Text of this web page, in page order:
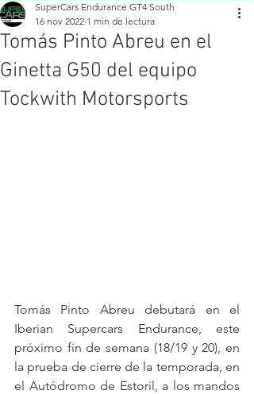
Tomás Pinto Abreu en el
Ginetta G50 del equipo
Tockwith Motorsports
SuperCars Endurance GT4 South
16 nov 2022 1 min de lectura
Tomás Pinto Abreu debutará en el
Iberian Supercars Endurance, este
próximo fin de semana (18/19 y 20), en
la prueba de cierre de la temporada, en
el Autódromo de Estoril, a los mandos